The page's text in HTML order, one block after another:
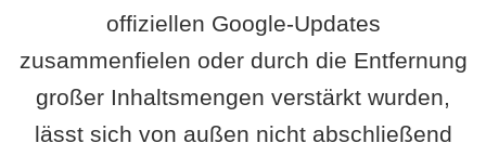
offiziellen Google-Updates
zusammenfielen oder durch die Entfernung
großer Inhaltsmengen verstärkt wurden,
lässt sich von außen nicht abschließend